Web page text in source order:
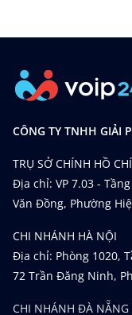
CÔNG TY TNHH GIẢI
TRỤ SỞ CHÍNH HỒ
Địa chỉ: VP 7.03 -
Văn Đồng, Phường
CHI NHÁNH HÀ NỘI
Địa chỉ: Phòng 1020,
72 Trần Đăng Ninh,
CHI NHÁNH ĐÀ NẴNG